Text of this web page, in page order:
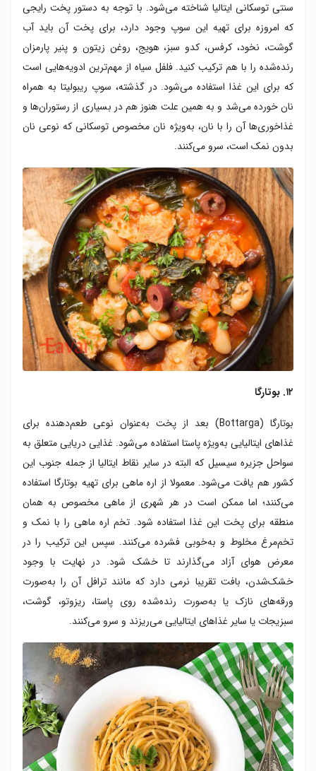
سنتی توسکانی ایتالیا شناخته می‌شود. با توجه به دستور پخت رایجی
که امروزه برای تهیه این سوپ وجود دارد، برای پخت آن باید آب
گوشت، نخود، کرفس، کدو سبز، هویج، روغن زیتون و پنیر پارمزان
رنده‌شده را با هم ترکیب کنید. فلفل سیاه از مهم‌ترین ادویه‌هایی است
که برای این غذا استفاده می‌شود. در گذشته، سوپ ریبولیتا به همراه
نان خورده می‌شد و به همین علت هنوز هم در بسیاری از رستوران‌ها و
غذاخوری‌ها آن را با نان، به‌ویژه نان مخصوص توسکانی که نوعی نان
بدون نمک است، سرو می‌کنند.
۱۲. بوتارگا
بوتارگا (Bottarga) بعد از پخت به‌عنوان نوعی طعم‌دهنده برای
غذاهای ایتالیایی به‌ویژه پاستا استفاده می‌شود. غذایی دریایی متعلق به
سواحل جزیره سیسیل که البته در سایر نقاط ایتالیا از جمله جنوب این
کشور هم یافت می‌شود. معمولا از اره ماهی برای تهیه بوتارگا استفاده
می‌کنند؛ اما ممکن است در هر شهری از ماهی مخصوص به همان
منطقه برای پخت این غذا استفاده شود. تخم اره ماهی را با نمک و
تخم‌مرغ مخلوط و به‌خوبی فشرده می‌کنند. سپس این ترکیب را در
معرض هوای آزاد می‌گذارند تا خشک شود. در نهایت با وجود
خشک‌شدن، بافت تقریبا نرمی دارد که مانند ترافل آن را به‌صورت
ورقه‌های نازک یا به‌صورت رنده‌شده روی پاستا، ریزوتو، گوشت،
سبزیجات یا سایر غذاهای ایتالیایی می‌ریزند و سرو می‌کنند.